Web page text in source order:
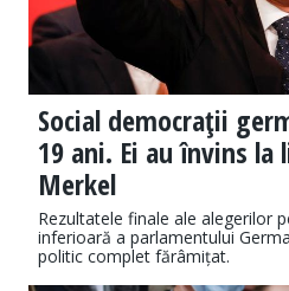
Social democraţii
19 ani. Ei au învins
Merkel
Rezultatele finale ale alegerilor
inferioară a parlamentului
politic complet fărâmițat.